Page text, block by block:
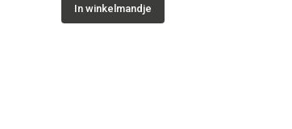
In winkelmandje